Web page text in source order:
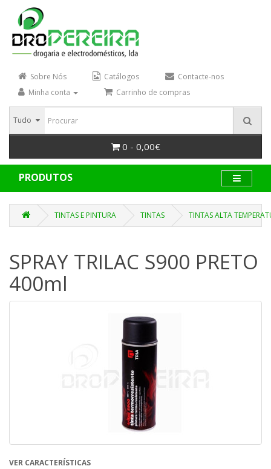
Sobre Nós Catálogos
Contacte-nos
Minha conta
Carrinho de compras
Tudo
0 - 0,00€
PRODUTOS
TINTAS E PINTURA TINTAS TINTAS ALTA
SPRAY TRILAC S900 PRETO
400ml
VER CARACTERÍSTICAS